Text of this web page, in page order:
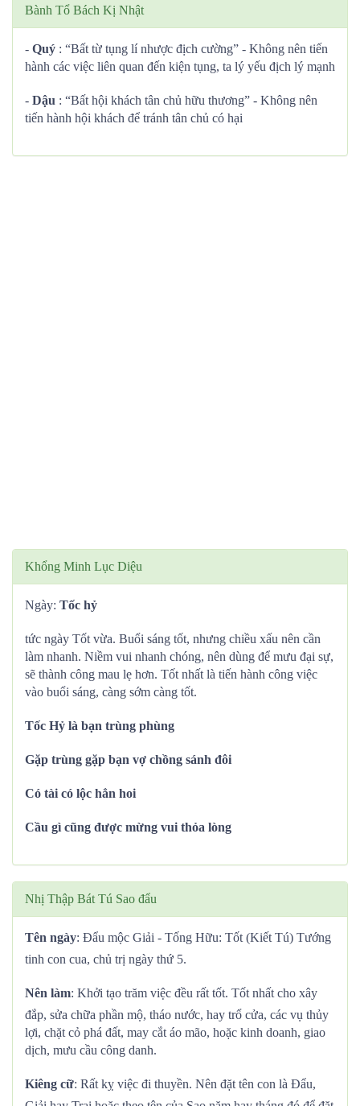
Bành Tổ Bách Kị Nhật
- Quý : “Bất từ tụng lí nhược địch cường” - Không nên tiến
hành các việc liên quan đến kiện tụng, ta lý yếu địch lý mạnh
- Dậu : “Bất hội khách tân chủ hữu thương” - Không nên
tiến hành hội khách để tránh tân chủ có hại
Khổng Minh Lục Diệu
Ngày: Tốc hỷ
tức ngày Tốt vừa. Buổi sáng tốt, nhưng chiều xấu nên cần
làm nhanh. Niềm vui nhanh chóng, nên dùng để mưu đại sự,
sẽ thành công mau lẹ hơn. Tốt nhất là tiến hành công việc
vào buổi sáng, càng sớm càng tốt.
Tốc Hỷ là bạn trùng phùng
Gặp trùng gặp bạn vợ chồng sánh đôi
Có tài có lộc hẳn hoi
Cầu gì cũng được mừng vui thỏa lòng
Nhị Thập Bát Tú Sao đẩu
Tên ngày: Đẩu mộc Giải - Tống Hữu: Tốt (Kiết Tú) Tướng
tinh con cua, chủ trị ngày thứ 5.
Nên làm: Khởi tạo trăm việc đều rất tốt. Tốt nhất cho xây
đắp, sửa chữa phần mộ, tháo nước, hay trổ cửa, các vụ thủy
lợi, chặt cỏ phá đất, may cắt áo mão, hoặc kinh doanh, giao
dịch, mưu cầu công danh.
Kiêng cữ: Rất kỵ việc đi thuyền. Nên đặt tên con là Đẩu,